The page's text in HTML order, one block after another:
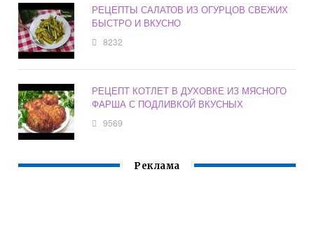
РЕЦЕПТЫ САЛАТОВ ИЗ ОГУРЦОВ СВЕЖИХ
БЫСТРО И ВКУСНО
8232
РЕЦЕПТ КОТЛЕТ В ДУХОВКЕ ИЗ МЯСНОГО
ФАРША С ПОДЛИВКОЙ ВКУСНЫХ
9569
Реклама